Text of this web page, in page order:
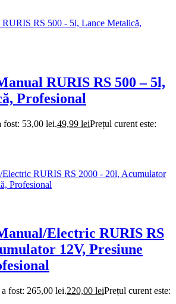
RURIS RS 500 – 5l,
Profesional
fost: 53,00 lei.49,99 leiPrețul curent este:
Electric RURIS RS
12V, Presiune
fost: 265,00 lei.220,00 leiPrețul curent este: